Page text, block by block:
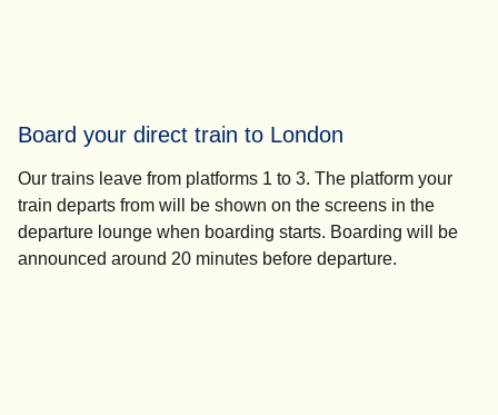
Board your direct train to London
Our trains leave from platforms 1 to 3. The platform your
train departs from will be shown on the screens in the
departure lounge when boarding starts. Boarding will be
announced around 20 minutes before departure.